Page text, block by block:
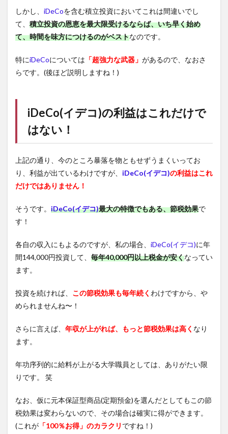
しかし、 iDeCoを含む積立投資においてこれは間違いでし
て、 積立投資の恩恵を最大限受けるならば、いち早く始め
て、時間を味方につけるのがベストなのです。
特にiDeCoについては 「超強力な武器」 があるので、なおさ
らです。(後ほど説明しますね！)
iDeCo(イデコ)の利益はこれだけで
はない！
上記の通り、今のところ暴落を物ともせずうまくいってお
り、利益が出ているわけですが、 iDeCo(イデコ)の利益はこれ
だけではありません！
そうです。 iDeCo(イデコ)最大の特徴でもある、節税効果で
す！
各自の収入にもよるのですが、私の場合、 iDeCo(イデコ)に年
間144,000円投資して、 毎年40,000円以上税金が安くなってい
ます。
投資を続ければ、 この節税効果も毎年続く わけですから、や
められませんね〜！
さらに言えば、 年収が上がれば、もっと節税効果は高く なり
ます。
年功序列的に給料が上がる大学職員としては、ありがたい限
りです。 笑
なお、仮に元本保証型商品(定期預金)を選んだとしてもこの節
税効果は変わらないので、その場合は確実に得ができます。
(これが 「100％お得」のカラクリ ですね！)